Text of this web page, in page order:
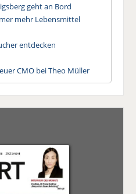
geht an Bord
mehr Lebensmittel
entdecken
CMO bei Theo Müller